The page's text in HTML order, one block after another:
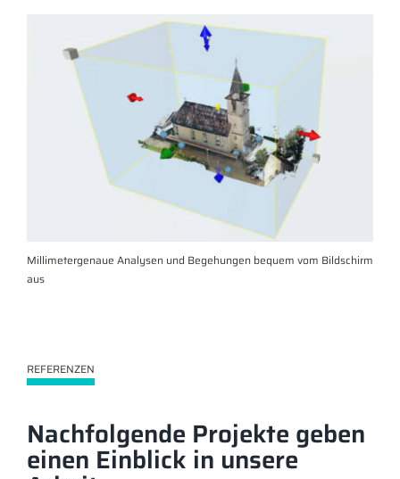
Millimetergenaue Analysen und Begehungen bequem vom Bildschirm
aus
REFERENZEN
Nachfolgende Projekte geben
einen Einblick in unsere